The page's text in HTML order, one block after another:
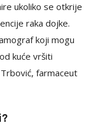
ukoliko se otkrije
raka dojke.
koji mogu
kuće vršiti
farmaceut